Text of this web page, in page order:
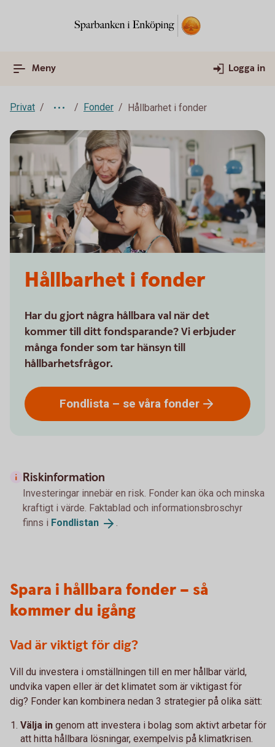
Meny Logga in
Privat Fonder Hållbarhet i fonder
Hållbarhet i fonder
Har du gjort några hållbara val när det
kommer till ditt fondsparande? Vi erbjuder
många fonder som tar hänsyn till
hållbarhetsfrågor.
Fondlista – se våra fonder
Riskinformation
Investeringar innebär en risk. Fonder kan öka och minska
kraftigt i värde. Faktablad och informationsbroschyr
finns i Fondlistan .
Spara i hållbara fonder – så
kommer du igång
Vad är viktigt för dig?
Vill du investera i omställningen till en mer hållbar värld,
undvika vapen eller är det klimatet som är viktigast för
dig? Fonder kan kombinera nedan 3 strategier på olika sätt:
Välja in genom att investera i bolag som aktivt arbetar för
att hitta hållbara lösningar, exempelvis på klimatkrisen.